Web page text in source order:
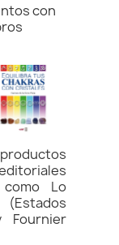
con
como Lo
(Estados
Fournier